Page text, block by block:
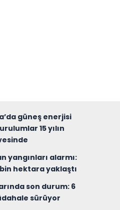
güneş enerjisi
15 yılın
yangınları alarmı:
hektara yaklaştı
son durum: 6
sürüyor